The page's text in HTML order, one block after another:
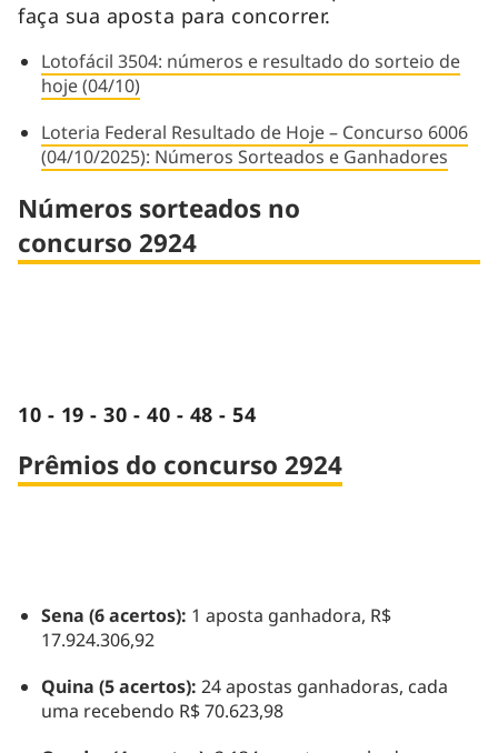
faça sua aposta para concorrer.
Lotofácil 3504: números e resultado do sorteio de
hoje (04/10)
Loteria Federal Resultado de Hoje – Concurso 6006
(04/10/2025): Números Sorteados e Ganhadores
Números sorteados no
concurso 2924
10 - 19 - 30 - 40 - 48 - 54
Prêmios do concurso 2924
Sena (6 acertos): 1 aposta ganhadora, R$
17.924.306,92
Quina (5 acertos): 24 apostas ganhadoras, cada
uma recebendo R$ 70.623,98